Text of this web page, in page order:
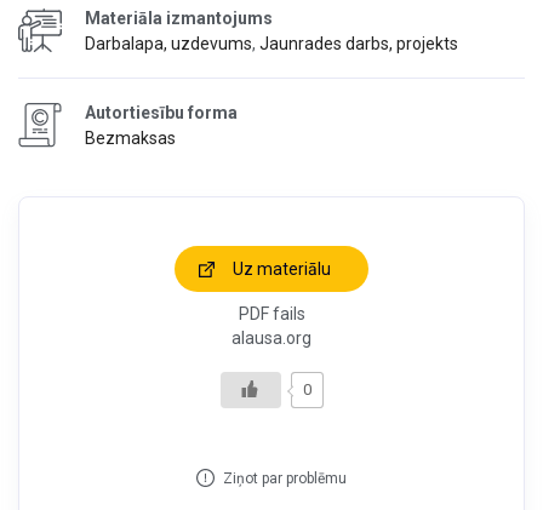
Materiāla izmantojums
Darbalapa, uzdevums, Jaunrades darbs, projekts
Autortiesību forma
Bezmaksas
Uz materiālu
PDF fails
alausa.org
0
Ziņot par problēmu